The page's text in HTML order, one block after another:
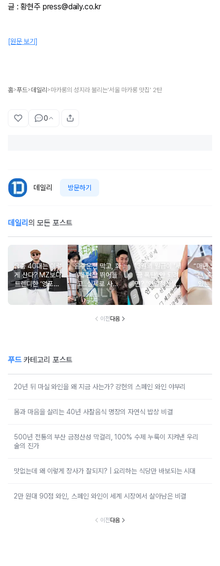
글 : 황현주 press@daily.co.kr
[원문 보기]
홈>푸드>데일리>마카롱의 성지라 불리는'서울 마카롱 맛집' 2탄
0
데일리 방문하기
데일리 의 모든 포스트
요즘 40대는 이렇
게 산다? MZ보다
트렌디한 ‘영포티’
분석
음주운전 막고, 화
재 현장 뛰어들
고..실제로 사람
구한 연예인 10
13월의 월급이 '세
금 폭탄' 안 되려
면? '연말정산' 핵
심 꿀팁 A to Z
“매년 받
진, 혹시
있는 건
요?”
이전다음
푸드카테고리 포스트
20년 뒤 마실 와인을 왜 지금 사는가? 강헌의 스페인 와인 야부리
몸과 마음을 살리는 40년 사찰음식 명장의 자연식 밥상 비결
500년 전통의 부산 금정산성 막걸리, 100% 수제 누룩이 지켜낸 우리
술의 진가
맛없는데 왜 이렇게 장사가 잘되지? | 요리하는 식당만 바보되는 시대
2만 원대 90점 와인, 스페인 와인이 세계 시장에서 살아남은 비결
이전다음